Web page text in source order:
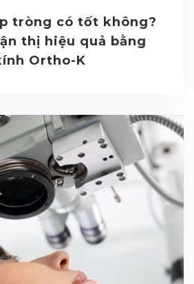
tròng có tốt không?
thị hiệu quả bằng
Ortho-K